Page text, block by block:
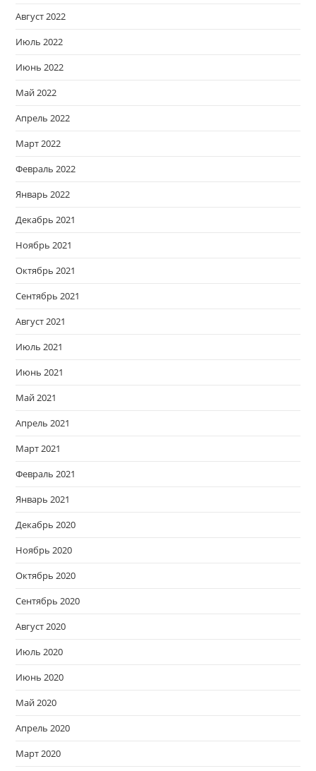
Август 2022
Июль 2022
Июнь 2022
Май 2022
Апрель 2022
Март 2022
Февраль 2022
Январь 2022
Декабрь 2021
Ноябрь 2021
Октябрь 2021
Сентябрь 2021
Август 2021
Июль 2021
Июнь 2021
Май 2021
Апрель 2021
Март 2021
Февраль 2021
Январь 2021
Декабрь 2020
Ноябрь 2020
Октябрь 2020
Сентябрь 2020
Август 2020
Июль 2020
Июнь 2020
Май 2020
Апрель 2020
Март 2020